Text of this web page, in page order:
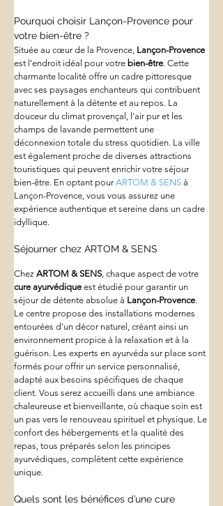
Pourquoi choisir Lançon-Provence pour
votre bien-être ?
Située au cœur de la Provence, Lançon-Provence
est l'endroit idéal pour votre bien-être. Cette
charmante localité offre un cadre pittoresque
avec ses paysages enchanteurs qui contribuent
naturellement à la détente et au repos. La
douceur du climat provençal, l'air pur et les
champs de lavande permettent une
déconnexion totale du stress quotidien. La ville
est également proche de diverses attractions
touristiques qui peuvent enrichir votre séjour
bien-être. En optant pour ARTOM & SENS à
Lançon-Provence, vous vous assurez une
expérience authentique et sereine dans un cadre
idyllique.
Séjourner chez ARTOM & SENS
Chez ARTOM & SENS, chaque aspect de votre
cure ayurvédique est étudié pour garantir un
séjour de détente absolue à Lançon-Provence.
Le centre propose des installations modernes
entourées d'un décor naturel, créant ainsi un
environnement propice à la relaxation et à la
guérison. Les experts en ayurvéda sur place sont
formés pour offrir un service personnalisé,
adapté aux besoins spécifiques de chaque
client. Vous serez accueilli dans une ambiance
chaleureuse et bienveillante, où chaque soin est
un pas vers le renouveau spirituel et physique. Le
confort des hébergements et la qualité des
repas, tous préparés selon les principes
ayurvédiques, complètent cette expérience
unique.
Quels sont les bénéfices d’une cure